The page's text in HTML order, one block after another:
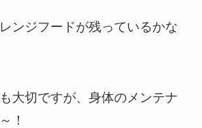
ンジフードが残っているかな
大切ですが、身体のメンテナ
！